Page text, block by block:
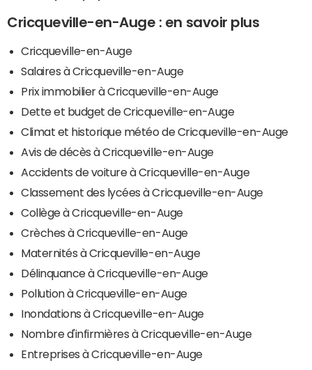
Cricqueville-en-Auge : en savoir plus
Cricqueville-en-Auge
Salaires à Cricqueville-en-Auge
Prix immobilier à Cricqueville-en-Auge
Dette et budget de Cricqueville-en-Auge
Climat et historique météo de Cricqueville-en-Auge
Avis de décès à Cricqueville-en-Auge
Accidents de voiture à Cricqueville-en-Auge
Classement des lycées à Cricqueville-en-Auge
Collège à Cricqueville-en-Auge
Crèches à Cricqueville-en-Auge
Maternités à Cricqueville-en-Auge
Délinquance à Cricqueville-en-Auge
Pollution à Cricqueville-en-Auge
Inondations à Cricqueville-en-Auge
Nombre d'infirmières à Cricqueville-en-Auge
Entreprises à Cricqueville-en-Auge